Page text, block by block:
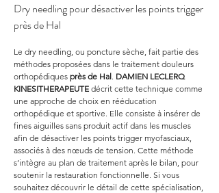
Dry needling pour désactiver les points trigger
près de Hal
Le dry needling, ou poncture sèche, fait partie des
méthodes proposées dans le traitement douleurs
orthopédiques près de Hal. DAMIEN LECLERQ
KINESITHERAPEUTE décrit cette technique comme
une approche de choix en rééducation
orthopédique et sportive. Elle consiste à insérer de
fines aiguilles sans produit actif dans les muscles
afin de désactiver les points trigger myofasciaux,
associés à des nœuds de tension. Cette méthode
s’intègre au plan de traitement après le bilan, pour
soutenir la restauration fonctionnelle. Si vous
souhaitez découvrir le détail de cette spécialisation,